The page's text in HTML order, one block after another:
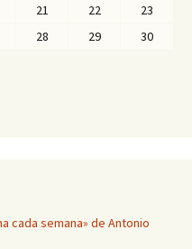
21 22
23
28 29
30
cada semana» de Antonio